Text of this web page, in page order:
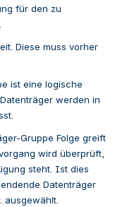
für den zu
Diese muss vorher
ist eine logische
werden in
Gruppe Folge greift
wird überprüft,
steht. Ist dies
Datenträger
ausgewählt.